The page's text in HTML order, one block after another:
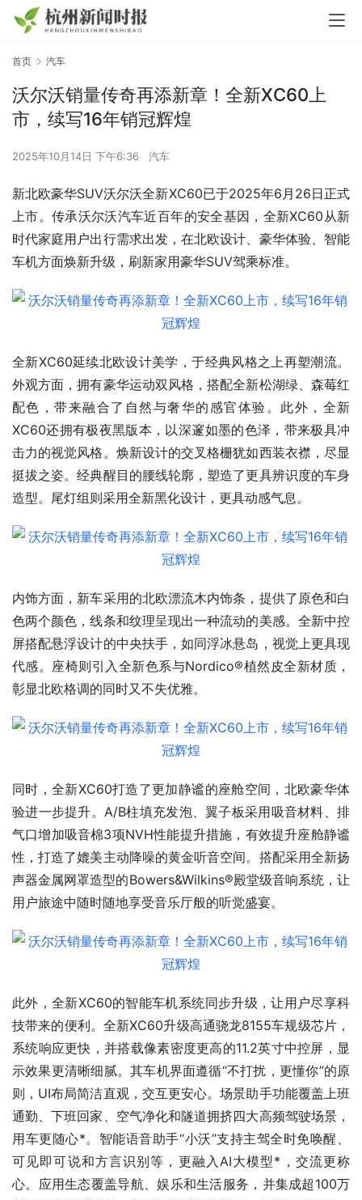
首页 汽车
沃尔沃销量传奇再添新章！全新XC60上
市，续写16年销冠辉煌
2025年10月14日 下午6:36 汽车
新北欧豪华SUV沃尔沃全新XC60已于2025年6月26日正式
上市。传承沃尔沃汽车近百年的安全基因，全新XC60从新
时代家庭用户出行需求出发，在北欧设计、豪华体验、智能
车机方面焕新升级，刷新家用豪华SUV驾乘标准。
全新XC60延续北欧设计美学，于经典风格之上再塑潮流。
外观方面，拥有豪华运动双风格，搭配全新松湖绿、森莓红
配色，带来融合了自然与奢华的感官体验。此外，全新
XC60还拥有极夜黑版本，以深邃如墨的色泽，带来极具冲
击力的视觉风格。焕新设计的交叉格栅犹如西装衣襟，尽显
挺拔之姿。经典醒目的腰线轮廓，塑造了更具辨识度的车身
造型。尾灯组则采用全新黑化设计，更具动感气息。
内饰方面，新车采用的北欧漂流木内饰条，提供了原色和白
色两个颜色，线条和纹理呈现出一种流动的美感。全新中控
屏搭配悬浮设计的中央扶手，如同浮冰悬岛，视觉上更具现
代感。座椅则引入全新色系与Nordico®植然皮全新材质，
彰显北欧格调的同时又不失优雅。
同时，全新XC60打造了更加静谧的座舱空间，北欧豪华体
验进一步提升。A/B柱填充发泡、翼子板采用吸音材料、排
气口增加吸音棉3项NVH性能提升措施，有效提升座舱静谧
性，打造了媲美主动降噪的黄金听音空间。搭配采用全新扬
声器金属网罩造型的Bowers&Wilkins®殿堂级音响系统，让
用户旅途中随时随地享受音乐厅般的听觉盛宴。
此外，全新XC60的智能车机系统同步升级，让用户尽享科
技带来的便利。全新XC60升级高通骁龙8155车规级芯片，
系统响应更快，并搭载像素密度更高的11.2英寸中控屏，显
示效果更清晰细腻。其车机界面遵循“不打扰，更懂你”的原
则，UI布局简洁直观，交互更安心。场景助手功能覆盖上班
通勤、下班回家、空气净化和隧道拥挤四大高频驾驶场景，
用车更随心*。智能语音助手“小沃”支持主驾全时免唤醒、
可见即可说和方言识别等，更融入AI大模型*，交流更称
心。应用生态覆盖导航、娱乐和生活服务，并集成超100万